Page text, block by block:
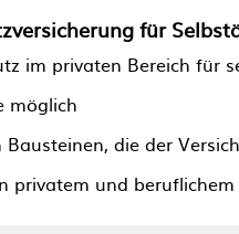
für
im privaten Bereich für
möglich
die der
privatem und beruflichem